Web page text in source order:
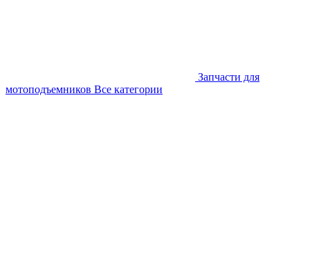
Запчасти для
мотоподъемников Все категории